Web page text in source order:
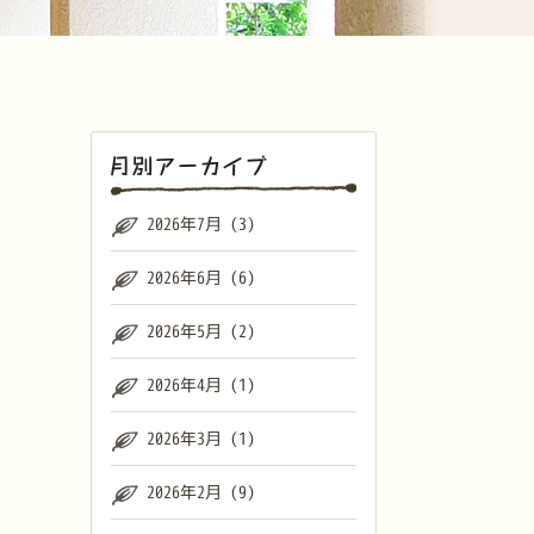
2026年7月 (3)
2026年6月 (6)
2026年5月 (2)
2026年4月 (1)
2026年3月 (1)
2026年2月 (9)